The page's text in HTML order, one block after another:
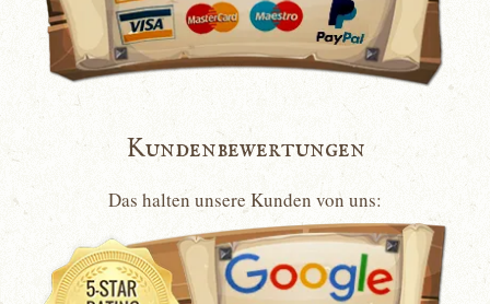
Kundenbewertungen
Das halten unsere Kunden von uns: